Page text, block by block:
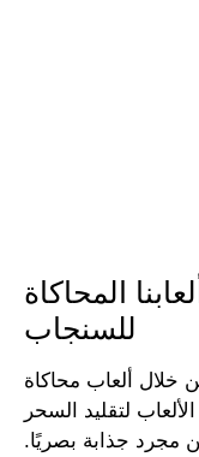
المحاكاة
للسنجاب
خلال ألعاب محاكاة
لتقليد السحر
مجرد جذابة بصريًا.